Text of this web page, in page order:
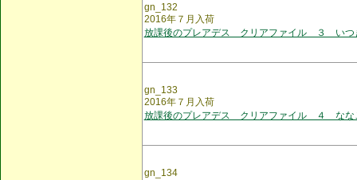
gn_132
2016年７月入荷
放課後のプレアデス クリアファイル ３ いつ
gn_133
2016年７月入荷
放課後のプレアデス クリアファイル ４ なな
gn_134